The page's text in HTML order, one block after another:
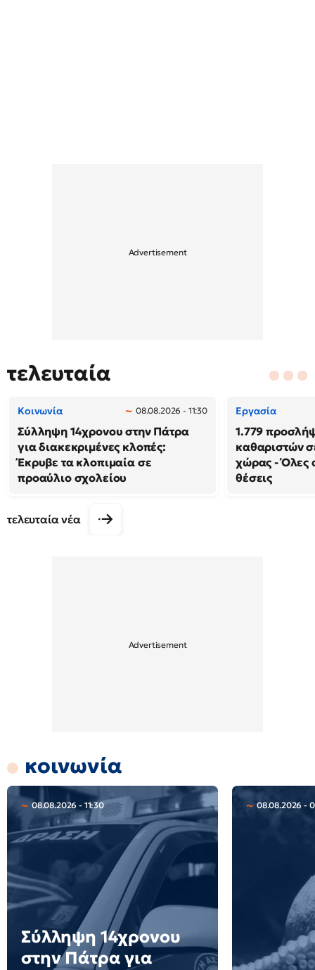
τελευταία
Κοινωνία 08.08.2026 - 11:30
Σύλληψη 14χρονου στην Πάτρα
για διακεκριμένες κλοπές:
Έκρυβε τα κλοπιμαία σε
προαύλιο σχολείου
Εργασία
1.779
καθαριστών
χώρας - Όλες
θέσεις
τελευταία νέα
κοινωνία
08.08.2026 - 11:30
Σύλληψη 14χρονου
στην Πάτρα για
08.08.2026 -